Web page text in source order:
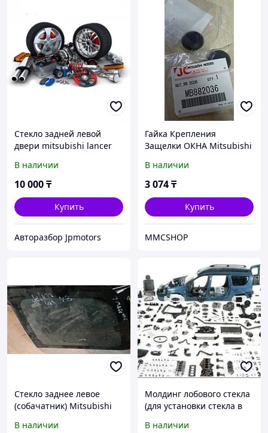
Стекло задней левой
двери mitsubishi lancer
В наличии
10 000₸
Купить
Авторазбор Jpmotors
Гайка Крепления
Защелки ОКНА Mitsubishi
Delica, L400, RVR Делика
В наличии
3 074₸
Купить
MMCSHOP
Стекло заднее левое
(собачатник) Mitsubishi
В наличии
Молдинг лобового стекла
(для установки стекла в
DELICA L300 86-94 TD-20
В наличии